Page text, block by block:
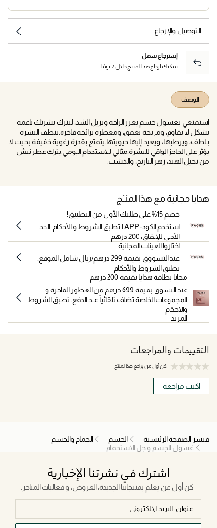
التوصيل والإرجاع
إسترجاع سهل
يمكنك إرجاع هذا المنتج خلال 7 يومًا.
الوصف
استمتعي بغسول جسم يعزز الراحة ويزيل الشد، ليترك بشرتك ناعمة
بشكل لا يقاوم، ومريحة بعمق، ومعطرة برائحة فاخرة.ينظف البشرة
بلطف، ويرطبها، ويعيد إليها حيويتها.يتمتع بقدرة رغوية خفيفة بحيث لا
يؤثر على الحاجز الواقي للبشرة.مثالي للاستخدام اليومي.يترك عطر نيش
من نجيل الهند، زهر النارنج، والخشب.
هدايا مجانية مع هذا المنتج
خصم 15% على طلبك الأول من التطبيق!
استخدم الكود: APP | تطبق الشروط و الأحكام. الحد
الأدنى للإنفاق: 200 درهم
اختاروا العينات المجانية
عند التسووق بقيمة 299 درهم/ريال شامل الموقع.
تطبق الشروط والأحكام
مجانا بطاقة هدايا بقيمة 200 درهم
عند التسوق بقيمة 699 درهم من العطور الفاخرة و
المجموعات الخاصة تضاف تلقائياً عند الدفع. تطبق الشروط
والاحكام
المزيد
التقييمات والمراجعات
كن أول من يراجع هذا المنتج
اكتب مراجعة
فيسز الصفحة الرئيسية الجسم
الحمام والجسم
غسول الجسم و جل الاستحمام
اشترك في نشرتنا الإخبارية
كن أول من يعلم بمنتجاتنا الجديدة، العروض، و فعاليات المتاجر.